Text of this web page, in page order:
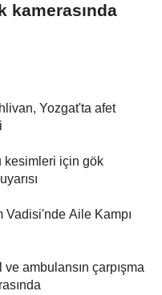
kamerasında
Yozgat'ta afet
kesimleri için gök
Aile Kampı
ambulansın çarpışma